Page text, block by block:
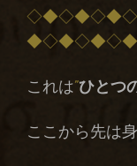
これは”ひとつ
ここから先は